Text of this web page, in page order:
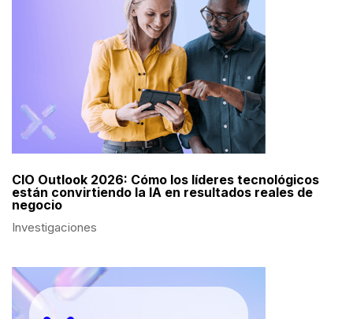
CIO Outlook 2026: Cómo los líderes tecnológicos
están convirtiendo la IA en resultados reales de
negocio
Investigaciones